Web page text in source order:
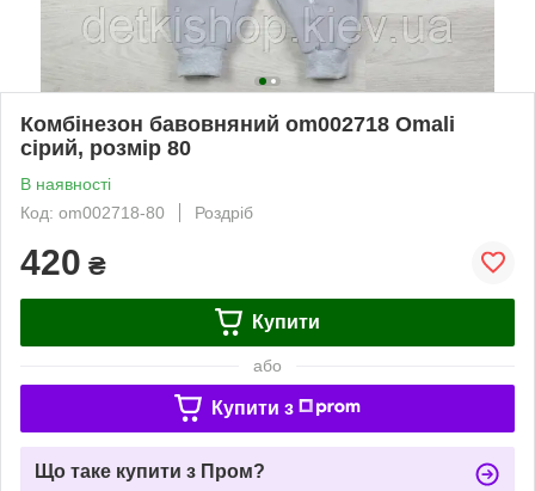
Комбінезон бавовняний om002718 Omali
сірий, розмір 80
В наявності
Код: om002718-80
Роздріб
420 ₴
Купити
або
Купити з
Що таке купити з Пром?